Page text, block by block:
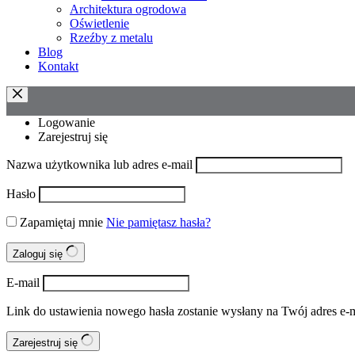
Architektura ogrodowa
Oświetlenie
Rzeźby z metalu
Blog
Kontakt
Logowanie
Zarejestruj się
Nazwa użytkownika lub adres e-mail
Hasło
Zapamiętaj mnie Nie pamiętasz hasła?
Zaloguj się
E-mail
Link do ustawienia nowego hasła zostanie wysłany na Twój adres e-
Zarejestruj się